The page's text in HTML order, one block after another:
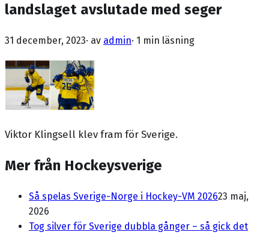
landslaget avslutade med seger
31 december, 2023· av admin· 1 min läsning
Viktor Klingsell klev fram för Sverige.
Mer från Hockeysverige
Så spelas Sverige-Norge i Hockey-VM 202623 maj,
2026
Tog silver för Sverige dubbla gånger – så gick det